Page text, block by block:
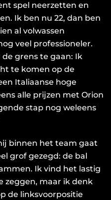
spel neerzetten en
Ik ben nu 22, dan ben
al volwassen
veel professioneler.
grens te gaan: Ik
te komen op de
Italiaanse hoge
alle prijzen met Orion
stap nog weleens
binnen het team gaat
grof gezegd: de bal
Ik vind het lastig
zeggen, maar ik denk
de linksvoorpositie